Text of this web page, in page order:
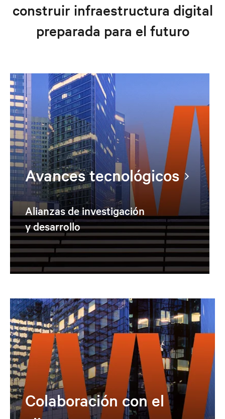
construir infraestructura digital
preparada para el futuro
Avances tecnológicos
Alianzas de investigación
y desarrollo
Colaboración con el